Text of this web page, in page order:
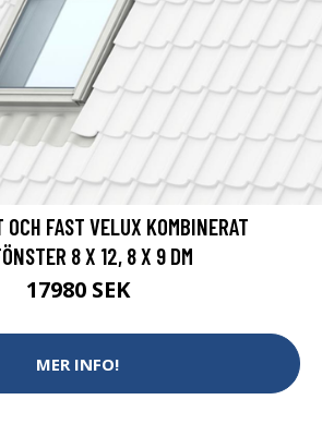
OCH FAST VELUX KOMBINERAT
8 X 12, 8 X 9 DM
17980 SEK
MER INFO!